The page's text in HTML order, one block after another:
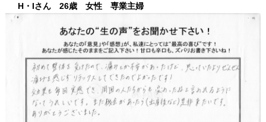
H・Iさん 26歳 女性 専業主婦